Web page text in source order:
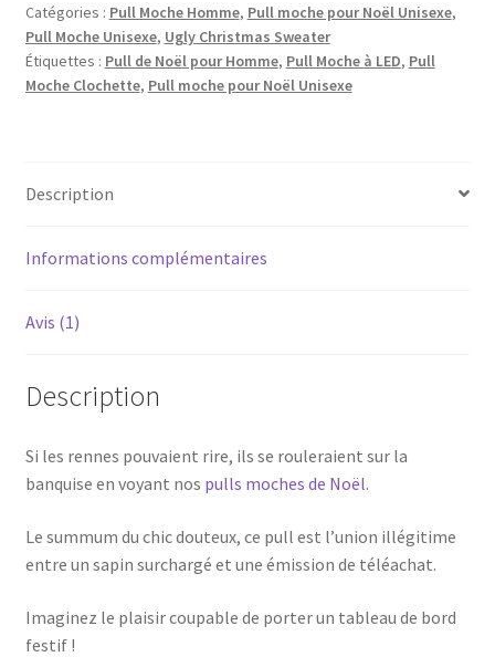
Catégories : Pull Moche Homme, Pull moche pour Noël Unisexe,
Pull Moche Unisexe, Ugly Christmas Sweater
Étiquettes : Pull de Noël pour Homme, Pull Moche à LED, Pull
Moche Clochette, Pull moche pour Noël Unisexe
Description
Informations complémentaires
Avis (1)
Description
Si les rennes pouvaient rire, ils se rouleraient sur la
banquise en voyant nos pulls moches de Noël.
Le summum du chic douteux, ce pull est l’union illégitime
entre un sapin surchargé et une émission de téléachat.
Imaginez le plaisir coupable de porter un tableau de bord
festif !